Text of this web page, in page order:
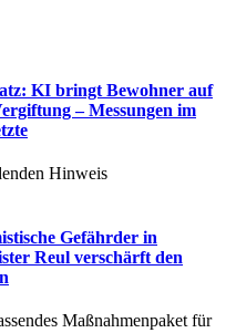
KI bringt Bewohner auf
– Messungen im
Hinweis
Gefährder in
Reul verschärft den
Maßnahmenpaket für